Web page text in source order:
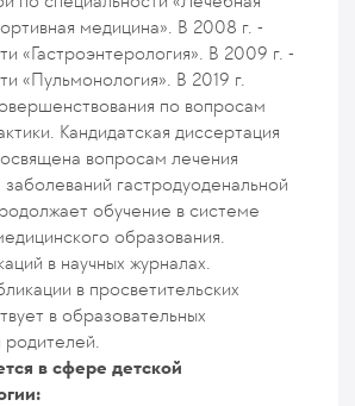
медицина». В 2008 г. -
«Гастроэнтерология». В 2009 г. -
«Пульмонология». В 2019 г.
по вопросам
Кандидатская диссертация
вопросам лечения
заболеваний гастродуоденальной
обучение в системе
образования.
в научных журналах.
в просветительских
в образовательных
родителей.
в сфере детской